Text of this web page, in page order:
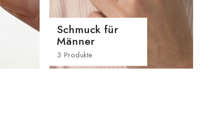
Schmuck für
Männer
3 Produkte